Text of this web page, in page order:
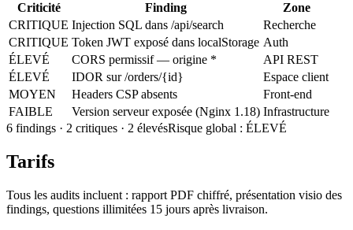
Criticité
Finding
Zone
CRITIQUE Injection SQL dans /api/search
Recherche
CRITIQUE Token JWT exposé dans localStorage Auth
ÉLEVÉ
CORS permissif — origine *
API REST
ÉLEVÉ
IDOR sur /orders/{id}
Espace client
MOYEN
Headers CSP absents
Front-end
FAIBLE
Version serveur exposée (Nginx 1.18) Infrastructure
6 findings · 2 critiques · 2 élevésRisque global : ÉLEVÉ
Tarifs
Tous les audits incluent : rapport PDF chiffré, présentation visio des
findings, questions illimitées 15 jours après livraison.